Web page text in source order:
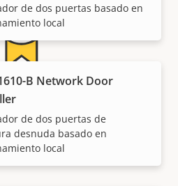
de dos puertas basado en
local
B Network Door
de dos puertas de
desnuda basado en
local
tranquilidad
brinda a nuestros
y un control de